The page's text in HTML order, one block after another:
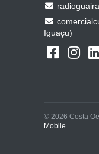
Iguaçu)
© 2026 Costa
Mobile